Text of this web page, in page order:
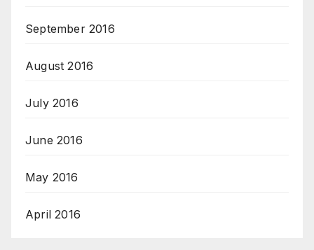
September 2016
August 2016
July 2016
June 2016
May 2016
April 2016